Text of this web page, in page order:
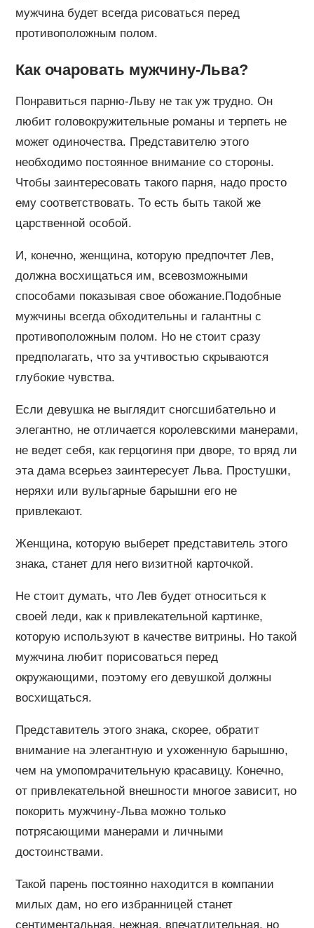
мужчина будет всегда рисоваться перед
противоположным полом.
Как очаровать мужчину-Льва?
Понравиться парню-Льву не так уж трудно. Он
любит головокружительные романы и терпеть не
может одиночества. Представителю этого
необходимо постоянное внимание со стороны.
Чтобы заинтересовать такого парня, надо просто
ему соответствовать. То есть быть такой же
царственной особой.
И, конечно, женщина, которую предпочтет Лев,
должна восхищаться им, всевозможными
способами показывая свое обожание.Подобные
мужчины всегда обходительны и галантны с
противоположным полом. Но не стоит сразу
предполагать, что за учтивостью скрываются
глубокие чувства.
Если девушка не выглядит сногсшибательно и
элегантно, не отличается королевскими манерами,
не ведет себя, как герцогиня при дворе, то вряд ли
эта дама всерьез заинтересует Льва. Простушки,
неряхи или вульгарные барышни его не
привлекают.
Женщина, которую выберет представитель этого
знака, станет для него визитной карточкой.
Не стоит думать, что Лев будет относиться к
своей леди, как к привлекательной картинке,
которую используют в качестве витрины. Но такой
мужчина любит порисоваться перед
окружающими, поэтому его девушкой должны
восхищаться.
Представитель этого знака, скорее, обратит
внимание на элегантную и ухоженную барышню,
чем на умопомрачительную красавицу. Конечно,
от привлекательной внешности многое зависит, но
покорить мужчину-Льва можно только
потрясающими манерами и личными
достоинствами.
Такой парень постоянно находится в компании
милых дам, но его избранницей станет
сентиментальная, нежная, впечатлительная, но